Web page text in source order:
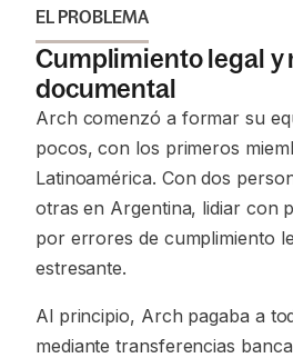
EL PROBLEMA
Cumplimiento legal y
documental
Arch comenzó a formar su
pocos, con los primeros
Latinoamérica. Con dos
otras en Argentina, lidiar con
por errores de cumplimiento
estresante.
Al principio, Arch pagaba a
mediante transferencias